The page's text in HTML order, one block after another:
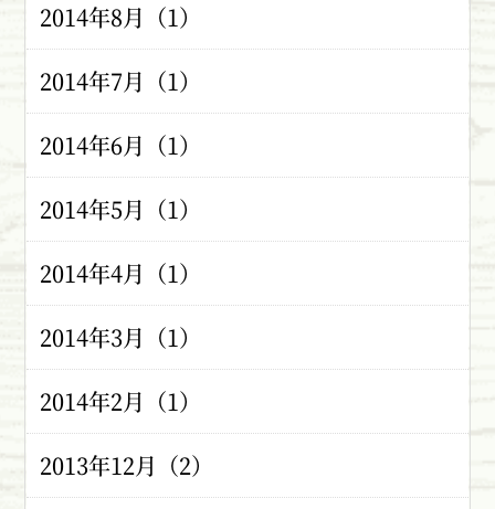
2014年8月（1）
2014年7月（1）
2014年6月（1）
2014年5月（1）
2014年4月（1）
2014年3月（1）
2014年2月（1）
2013年12月（2）